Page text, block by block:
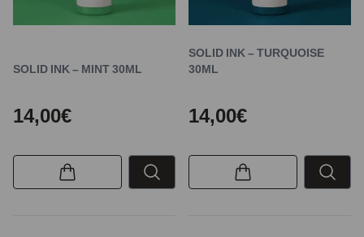
SOLID INK – MINT 30ML
14,00€
SOLID INK – TURQUOISE
30ML
14,00€